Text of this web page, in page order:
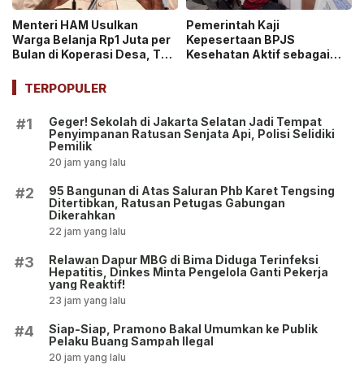
Menteri HAM Usulkan
Warga Belanja Rp1 Juta per
Bulan di Koperasi Desa, Tuai
Pemerintah Kaji
Kepesertaan BPJS
Kesehatan Aktif sebagai
TERPOPULER
#1
Geger! Sekolah di Jakarta Selatan Jadi Tempat
Penyimpanan Ratusan Senjata Api, Polisi Selidiki
Pemilik
20 jam yang lalu
#2
95 Bangunan di Atas Saluran Phb Karet Tengsing
Ditertibkan, Ratusan Petugas Gabungan
Dikerahkan
22 jam yang lalu
#3
Relawan Dapur MBG di Bima Diduga Terinfeksi
Hepatitis, Dinkes Minta Pengelola Ganti Pekerja
yang Reaktif!
23 jam yang lalu
#4
Siap-Siap, Pramono Bakal Umumkan ke Publik
Pelaku Buang Sampah Ilegal
20 jam yang lalu